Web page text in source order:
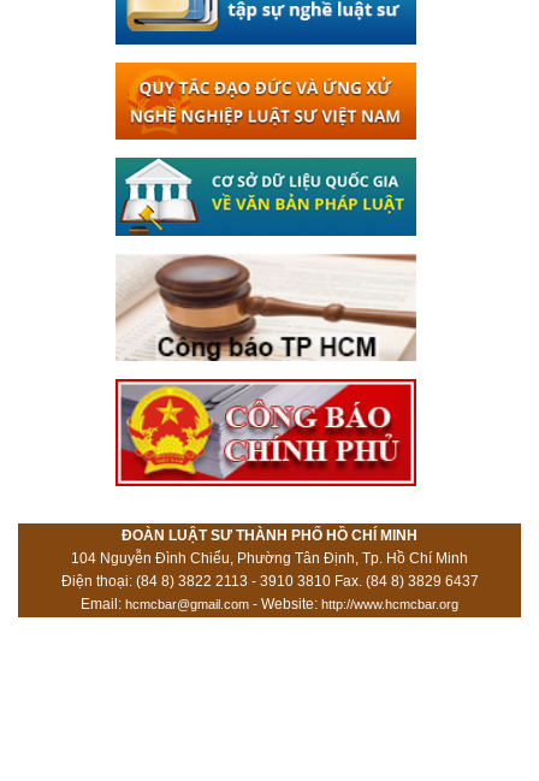
ĐOÀN LUẬT SƯ THÀNH PHỐ HỒ CHÍ MINH
104 Nguyễn Đình Chiểu, Phường Tân Định, Tp. Hồ Chí Minh
Điện thoại: (84 8) 3822 2113 - 3910 3810 Fax. (84 8) 3829 6437
Email: hcmcbar@gmail.com - Website: http://www.hcmcbar.org